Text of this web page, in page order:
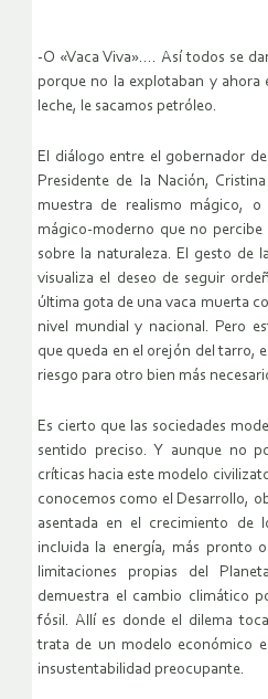
-O «Vaca Viva»…. Así todos se
porque no la explotaban y ahora
leche, le sacamos petróleo.
El diálogo entre el gobernador
Presidente de la Nación,
muestra de realismo mágico,
mágico-moderno que no
sobre la naturaleza. El gesto de
visualiza el deseo de seguir
última gota de una vaca muerta
nivel mundial y nacional. Pero
que queda en el orejón del tarro,
riesgo para otro bien más
Es cierto que las sociedades
sentido preciso. Y aunque no
críticas hacia este modelo
conocemos como el Desarrollo,
asentada en el crecimiento de
incluida la energía, más pronto
limitaciones propias del
demuestra el cambio climático
fósil. Allí es donde el dilema
trata de un modelo económico
insustentabilidad preocupante.